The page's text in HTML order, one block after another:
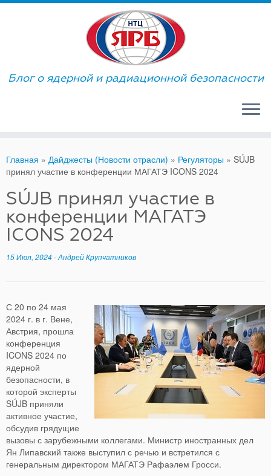
Skip
Блог о ядерной и радиационной безопасности
Главная » Дайджесты (Новости отрасли) » Регуляторы » SÚJB
принял участие в конференции МАГАТЭ ICONS 2024
SÚJB принял участие в
конференции МАГАТЭ
ICONS 2024
15 Июл, 2024-Андрей Крупчатников
С 20 по 24 мая
2024 г. в г. Вене,
Австрия, прошла
конференция
ICONS 2024 по
ядерной
безопасности, в
которой эксперты
SÚJB приняли
активное участие,
обсудив грядущие
вызовы с зарубежными коллегами. Министр иностранных дел
Ян Липавский также выступил с речью и встретился с
генеральным директором МАГАТЭ Рафаэлем Гросси.